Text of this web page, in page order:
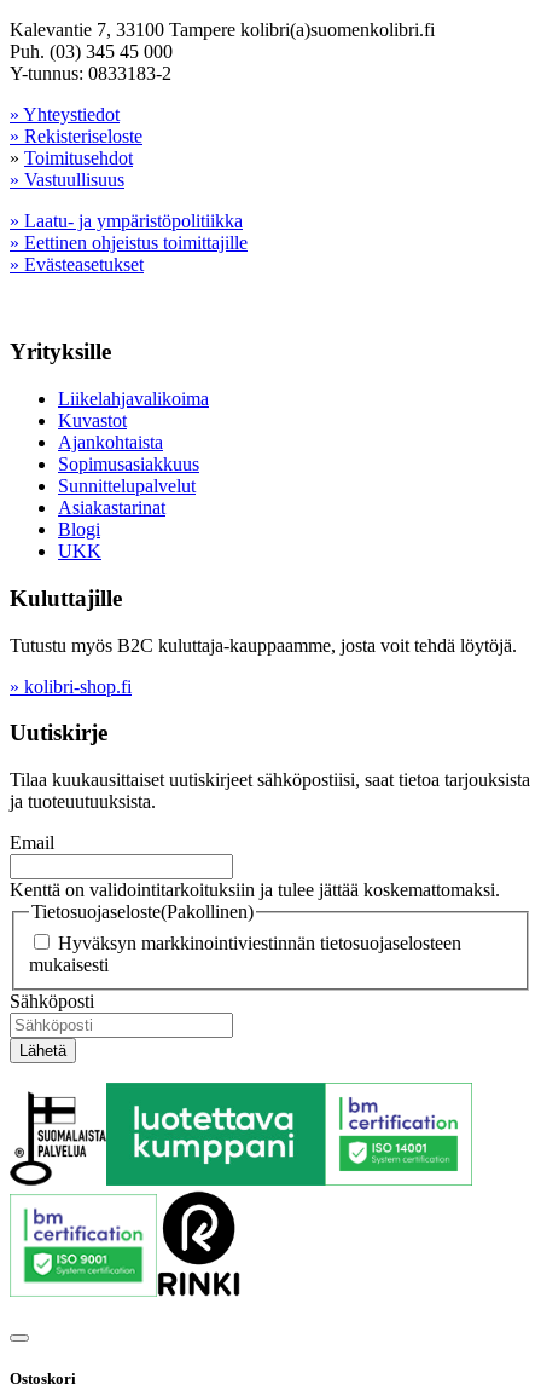
Kalevantie 7, 33100 Tampere kolibri(a)suomenkolibri.fi
Puh. (03) 345 45 000
Y-tunnus: 0833183-2
» Yhteystiedot
» Rekisteriseloste
» Toimitusehdot
» Vastuullisuus
» Laatu- ja ympäristöpolitiikka
» Eettinen ohjeistus toimittajille
» Evästeasetukset
Yrityksille
Liikelahjavalikoima
Kuvastot
Ajankohtaista
Sopimusasiakkuus
Sunnittelupalvelut
Asiakastarinat
Blogi
UKK
Kuluttajille
Tutustu myös B2C kuluttaja-kauppaamme, josta voit tehdä löytöjä.
» kolibri-shop.fi
Uutiskirje
Tilaa kuukausittaiset uutiskirjeet sähköpostiisi, saat tietoa tarjouksista
ja tuoteuutuuksista.
Email
Kenttä on validointitarkoituksiin ja tulee jättää koskemattomaksi.
Tietosuojaseloste(Pakollinen)
Hyväksyn markkinointiviestinnän tietosuojaselosteen
mukaisesti
Sähköposti
Ostoskori